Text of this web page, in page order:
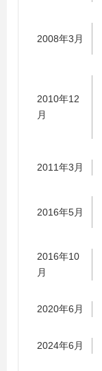
2008年3月
2010年12
月
2011年3月
2016年5月
2016年10
月
2020年6月
2024年6月